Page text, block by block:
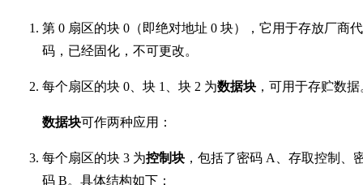
第 0 扇区的块 0（即绝对地址 0 块），它用于存放厂商代
码，已经固化，不可更改。
每个扇区的块 0、块 1、块 2 为数据块 ，可用于存贮数据
数据块可作两种应用：
每个扇区的块 3 为控制块 ，包括了密码 A、存取控制、
码 B。具体结构如下：